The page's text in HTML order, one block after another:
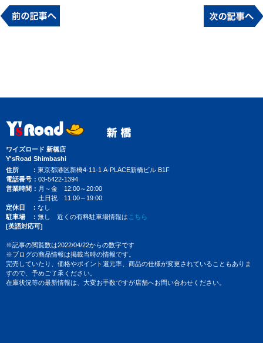
ワイズロード 新橋店
Y'sRoad Shimbashi
住所
東京都港区新橋4-11-1 A-PLACE新橋ビル B1F
電話番号
03-5422-1394
営業時間
月～金 12:00～20:00
土日祝 11:00～19:00
定休日
なし
駐車場
無し 近くの有料駐車場情報は こちら
[英語対応可]
※記事の閲覧数は2022/04/22からの数字です
※ブログの商品情報は掲載当時の情報です。
完売していたり、価格やポイント還元率、商品の仕様が変更されていることもありま
すので、予めご了承ください。
在庫状況等の最新情報は、大変お手数ですが店舗へお問い合わせください。